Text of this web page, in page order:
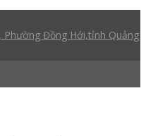
Phường Đồng Hới,tỉnh Quảng